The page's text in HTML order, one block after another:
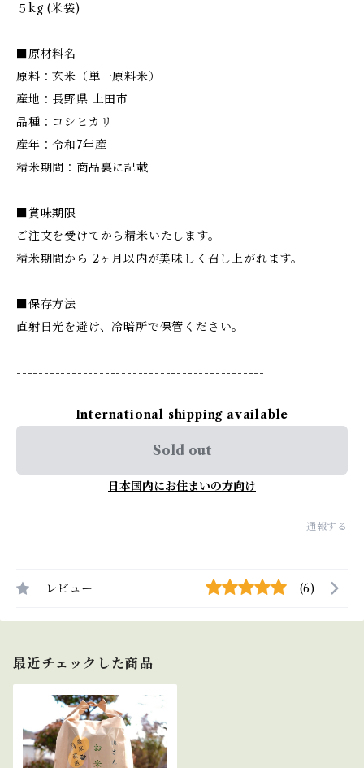
５kg (米袋)
■原材料名
原料：玄米（単一原料米）
産地：長野県 上田市
品種：コシヒカリ
産年：令和7年産
精米期間：商品裏に記載
■賞味期限
ご注文を受けてから精米いたします。
精米期間から 2ヶ月以内が美味しく召し上がれます。
■保存方法
直射日光を避け、冷暗所で保管ください。
---------------------------------------------
International shipping available
Sold out
日本国内にお住まいの方向け
通報する
レビュー (6)
最近チェックした商品